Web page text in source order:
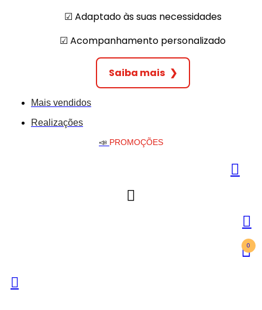
☑︎ Adaptado às suas necessidades
☑︎ Acompanhamento personalizado
Saiba mais ❯
Mais vendidos
Realizações
📣 PROMOÇÕES
0